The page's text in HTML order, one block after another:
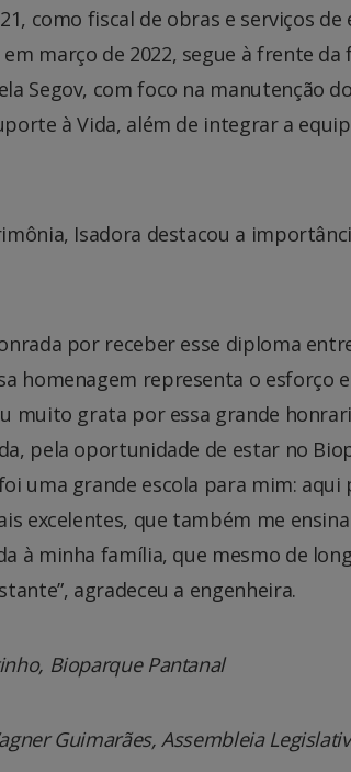
como fiscal de obras e serviços
março de 2022, segue à frente
Segov, com foco na manutenção
à Vida, além de integrar a
Isadora destacou a
por receber esse diploma
homenagem representa o esforço
muito grata por essa grande
pela oportunidade de estar no
uma grande escola para mim:
excelentes, que também me
à minha família, que mesmo de
agradeceu a engenheira.
Bioparque Pantanal
Guimarães, Assembleia